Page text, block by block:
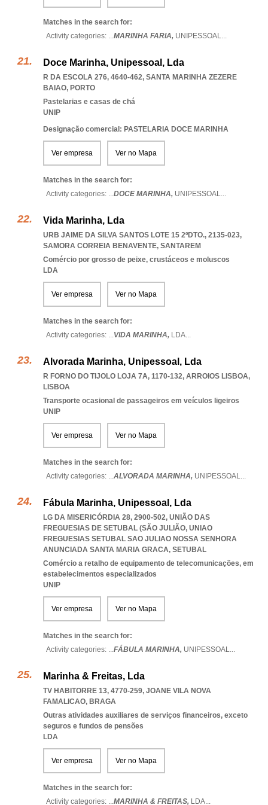
Matches in the search for:
Activity categories: ...MARINHA FARIA, UNIPESSOAL...
Doce Marinha, Unipessoal, Lda
R DA ESCOLA 276, 4640-462, SANTA MARINHA ZEZERE
BAIAO, PORTO
Pastelarias e casas de chá
UNIP
Designação comercial: PASTELARIA DOCE MARINHA
Ver empresa Ver no Mapa
Matches in the search for:
Activity categories: ...DOCE MARINHA, UNIPESSOAL...
Vida Marinha, Lda
URB JAIME DA SILVA SANTOS LOTE 15 2ºDTO., 2135-023,
SAMORA CORREIA BENAVENTE, SANTAREM
Comércio por grosso de peixe, crustáceos e moluscos
LDA
Ver empresa Ver no Mapa
Matches in the search for:
Activity categories: ...VIDA MARINHA, LDA...
Alvorada Marinha, Unipessoal, Lda
R FORNO DO TIJOLO LOJA 7A, 1170-132, ARROIOS LISBOA,
LISBOA
Transporte ocasional de passageiros em veículos ligeiros
UNIP
Ver empresa Ver no Mapa
Matches in the search for:
Activity categories: ...ALVORADA MARINHA, UNIPESSOAL...
Fábula Marinha, Unipessoal, Lda
LG DA MISERICÓRDIA 28, 2900-502, UNIÃO DAS
FREGUESIAS DE SETUBAL (SÃO JULIÃO, UNIAO
FREGUESIAS SETUBAL SAO JULIAO NOSSA SENHORA
ANUNCIADA SANTA MARIA GRACA, SETUBAL
Comércio a retalho de equipamento de telecomunicações, em
estabelecimentos especializados
UNIP
Ver empresa Ver no Mapa
Matches in the search for:
Activity categories: ...FÁBULA MARINHA, UNIPESSOAL...
Marinha & Freitas, Lda
TV HABITORRE 13, 4770-259, JOANE VILA NOVA
FAMALICAO, BRAGA
Outras atividades auxiliares de serviços financeiros, exceto
seguros e fundos de pensões
LDA
Ver empresa Ver no Mapa
Matches in the search for:
Activity categories: ...MARINHA & FREITAS, LDA...